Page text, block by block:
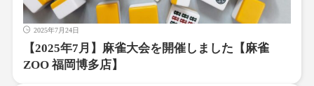
2025年7月24日
【2025年7月】麻雀大会を開催しました【麻雀
ZOO 福岡博多店】